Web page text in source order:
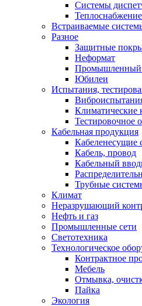
Системы
Теплоснабжение
Встраиваемые
Разное
Защитные
Неформат
Промышленный
Юбилеи
Испытания,
Климатические
Тестировочное
Кабельная продукция
Кабеленесущие
Кабель, провод
Кабельный
Трубные
Климат
Неразрушающий
Нефть и газ
Промышленные сети
Светотехника
Технологическое
Контрактное
Мебель
Отмывка,
Пайка
Экология